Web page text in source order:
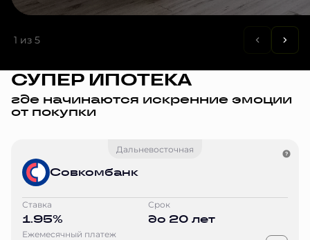
1 из 5
СУПЕР ИПОТЕКА
где начинаются искренние эмоции
от покупки
Дальневосточная
Совкомбанк
Ставка
1.95%
Срок
до 20 лет
Ежемесячный платеж